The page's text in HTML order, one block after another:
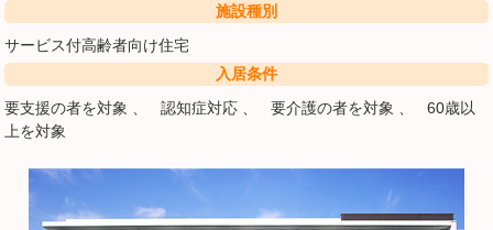
施設種別
サービス付高齢者向け住宅
入居条件
要支援の者を対象
認知症対応 要介護の者を対象
60歳以
上を対象